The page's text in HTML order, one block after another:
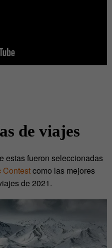
de viajes
estas fueron seleccionadas
Contestcomo las mejores
de 2021.